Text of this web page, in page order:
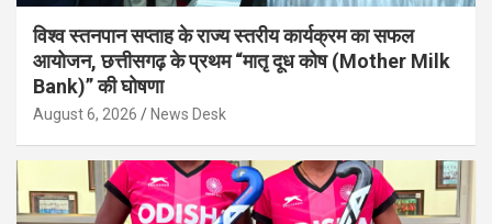
विश्व स्तनपान सप्ताह के राज्य स्तरीय कार्यक्रम का सफल
आयोजन, छत्तीसगढ़ के प्रथम “मातृ दूध कोष (Mother Milk
Bank)” की घोषणा
August 6, 2026 News Desk